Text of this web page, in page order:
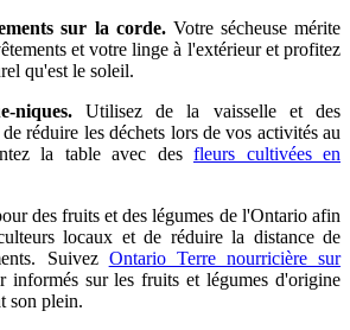
sur la corde. Votre sécheuse mérite
et votre linge à l'extérieur et profitez
qu'est le soleil.
niques.Utilisez de la vaisselle et des
réduire les déchets lors de vos activités au
la table avec des fleurs cultivées en
des fruits et des légumes de l'Ontario afin
locaux et de réduire la distance de
Suivez Ontario Terre nourricière sur
sur les fruits et légumes d'origine
son plein.